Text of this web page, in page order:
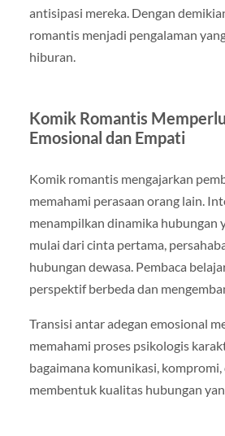
antisipasi mereka. Dengan
romantis menjadi pengalaman
hiburan.
Komik Romantis
Emosional dan Empati
Komik romantis mengajarkan
memahami perasaan orang lain.
menampilkan dinamika hubungan
mulai dari cinta pertama,
hubungan dewasa. Pembaca
perspektif berbeda dan
Transisi antar adegan emosional
memahami proses psikologis
bagaimana komunikasi,
membentuk kualitas hubungan